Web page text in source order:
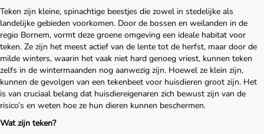
Teken zijn kleine, spinachtige beestjes die zowel in stedelijke als
landelijke gebieden voorkomen. Door de bossen en weilanden in de
regio Bornem, vormt deze groene omgeving een ideale habitat voor
teken. Ze zijn het meest actief van de lente tot de herfst, maar door de
milde winters, waarin het vaak niet hard genoeg vriest, kunnen teken
zelfs in de wintermaanden nog aanwezig zijn. Hoewel ze klein zijn,
kunnen de gevolgen van een tekenbeet voor huisdieren groot zijn. Het
is van cruciaal belang dat huisdiereigenaren zich bewust zijn van de
risico’s en weten hoe ze hun dieren kunnen beschermen.
Wat zijn teken?